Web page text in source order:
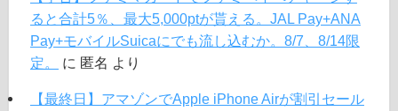
ると合計5％、最大5,000ptが貰える。JAL Pay+ANA
Pay+モバイルSuicaにでも流し込むか。8/7、8/14限
定。
に 匿名 より
【最終日】アマゾンでApple iPhone Airが割引セール